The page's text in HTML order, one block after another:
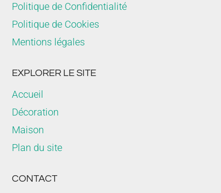
Politique de Confidentialité
Politique de Cookies
Mentions légales
EXPLORER LE SITE
Accueil
Décoration
Maison
Plan du site
CONTACT